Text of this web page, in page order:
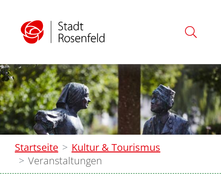
Startseite
Kultur & Tourismus
Veranstaltungen